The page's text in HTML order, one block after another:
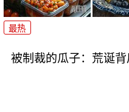
最热
被制裁的瓜子：荒诞